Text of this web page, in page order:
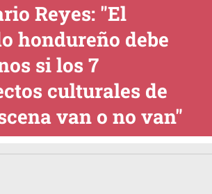
Reyes: "El
hondureño debe
si los 7
culturales de
van o no van"